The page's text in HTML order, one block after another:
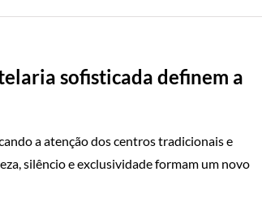
sofisticada definem a
a atenção dos centros tradicionais e
silêncio e exclusividade formam um novo